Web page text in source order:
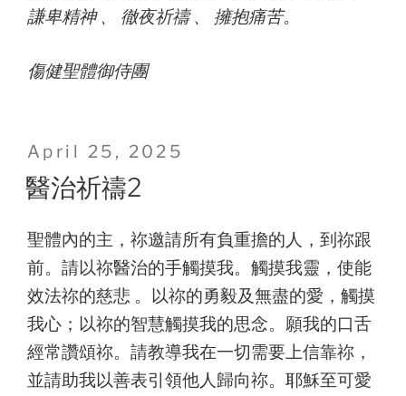
謙卑精神 、 徹夜祈禱 、 擁抱痛苦。
傷健聖體御侍團
Posted
on
April 25, 2025
醫治祈禱2
聖體內的主，祢邀請所有負重擔的人，到祢跟
前。請以祢醫治的手觸摸我。觸摸我靈，使能
效法祢的慈悲 。以祢的勇毅及無盡的愛，觸摸
我心；以祢的智慧觸摸我的思念。願我的口舌
經常讚頌祢。請教導我在一切需要上信靠祢，
並請助我以善表引領他人歸向祢。耶穌至可愛